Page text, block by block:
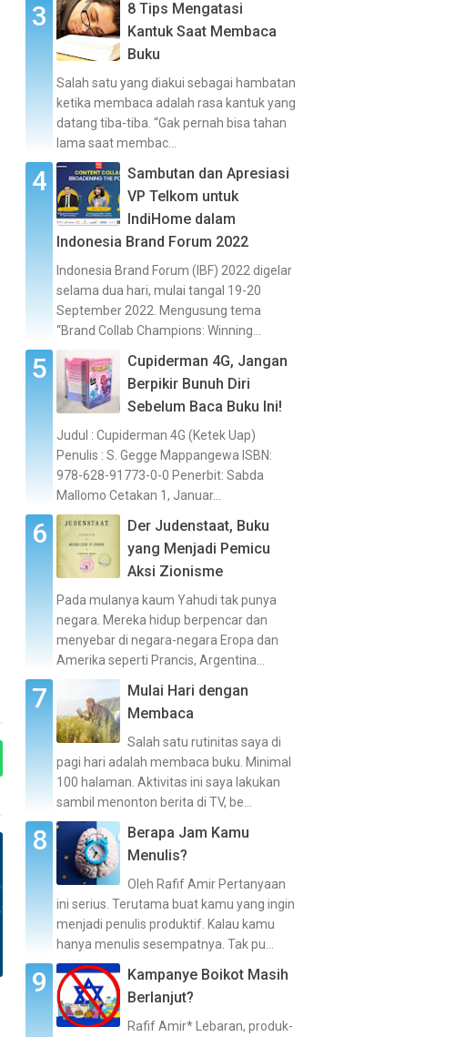
8 Tips Mengatasi
Kantuk Saat Membaca
Buku
Salah satu yang diakui sebagai hambatan
ketika membaca adalah rasa kantuk yang
datang tiba-tiba. “Gak pernah bisa tahan
lama saat membac...
Sambutan dan Apresiasi
VP Telkom untuk
IndiHome dalam
Indonesia Brand Forum 2022
Indonesia Brand Forum (IBF) 2022 digelar
selama dua hari, mulai tangal 19-20
September 2022. Mengusung tema
“Brand Collab Champions: Winning...
Cupiderman 4G, Jangan
Berpikir Bunuh Diri
Sebelum Baca Buku Ini!
Judul : Cupiderman 4G (Ketek Uap)
Penulis : S. Gegge Mappangewa ISBN:
978-628-91773-0-0 Penerbit: Sabda
Mallomo Cetakan 1, Januar...
Der Judenstaat, Buku
yang Menjadi Pemicu
Aksi Zionisme
Pada mulanya kaum Yahudi tak punya
negara. Mereka hidup berpencar dan
menyebar di negara-negara Eropa dan
Amerika seperti Prancis, Argentina...
Mulai Hari dengan
Membaca
Salah satu rutinitas saya di
pagi hari adalah membaca buku. Minimal
100 halaman. Aktivitas ini saya lakukan
sambil menonton berita di TV, be...
Berapa Jam Kamu
Menulis?
Oleh Rafif Amir Pertanyaan
ini serius. Terutama buat kamu yang ingin
menjadi penulis produktif. Kalau kamu
hanya menulis sesempatnya. Tak pu...
Kampanye Boikot Masih
Berlanjut?
Rafif Amir* Lebaran, produk-